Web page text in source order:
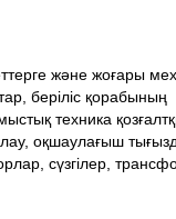
және жоғары
беріліс қорабының
техника
оқшаулағыш
сүзгілер,